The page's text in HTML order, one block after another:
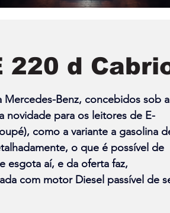
220 d
Benz, concebidos sob
novidade para os leitores de E-
), como a variante a gasolina
o que é possível de
esgota aí, e da oferta faz,
com motor Diesel passível de